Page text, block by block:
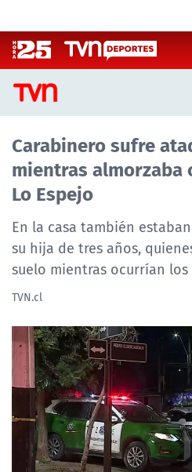
CASTING MASTERCHEF CHILE
CASTING TVN VERTICAL
TVN VERTICAL
TVN PLAY
PROGRAMAS
TELESERIES
NTV
ACTUALIDAD Y TENDENCIAS
CORPORATIVO Y
Carabinero sufre
mientras almorzaba
Lo Espejo
En la casa también
su hija de tres años,
suelo mientras ocurrían los
TVN.cl